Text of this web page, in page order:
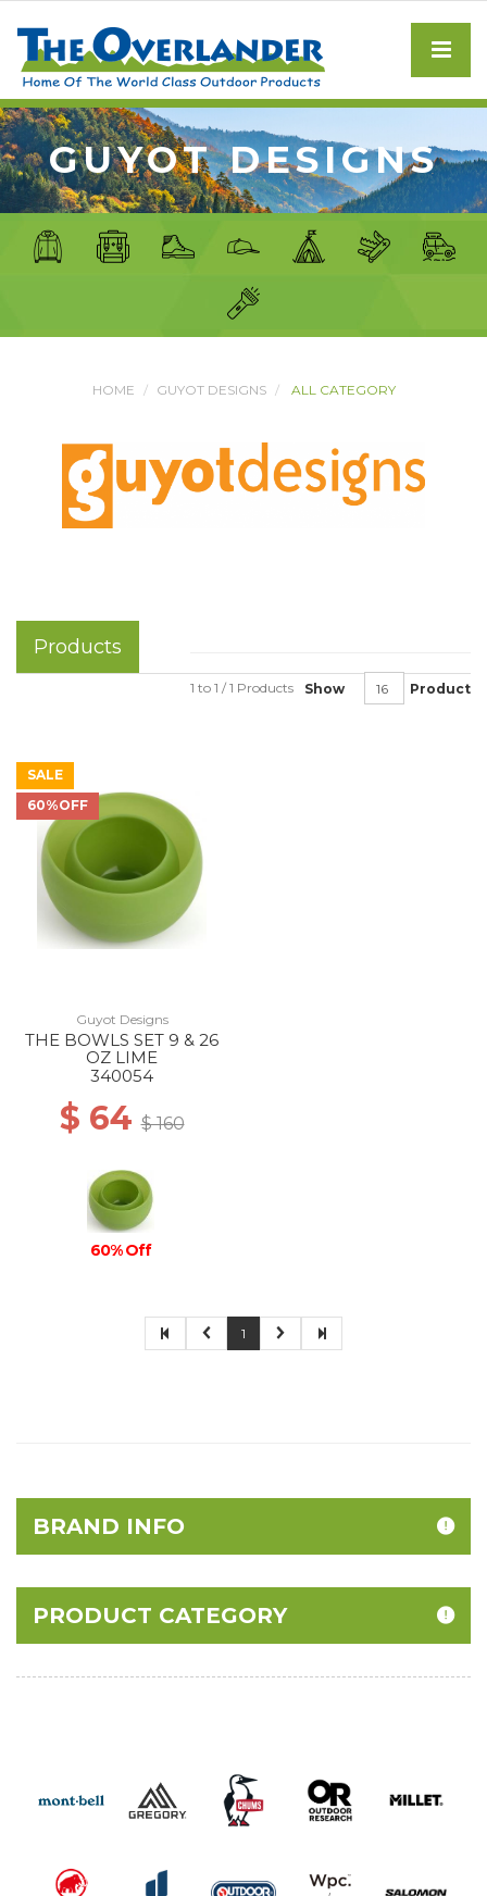
GUYOT DESIGNS
HOME GUYOT DESIGNS ALL CATEGORY
Products
Show Product
1 to 1 / 1 Products
SALE
60%OFF
Guyot Designs
THE BOWLS SET 9 & 26
OZ LIME
340054
$ 64$ 160
60% Off
1
BRAND INFO
PRODUCT CATEGORY